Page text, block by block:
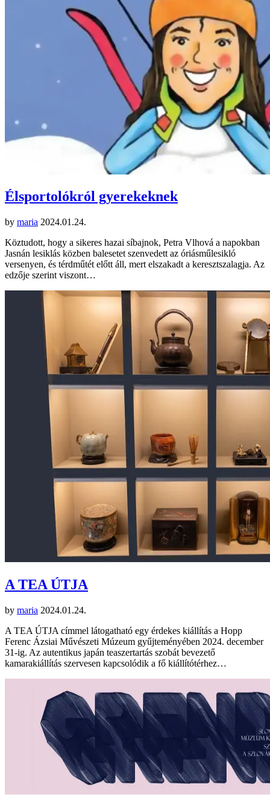
Élsportolókról gyerekeknek
by maria 2024.01.24.
Köztudott, hogy a sikeres hazai síbajnok, Petra Vlhová a napokban
Jasnán lesiklás közben balesetet szenvedett az óriásműlesikló
versenyen, és térdműtét előtt áll, mert elszakadt a keresztszalagja. Az
edzője szerint viszont…
A TEA ÚTJA
by maria 2024.01.24.
A TEA ÚTJA címmel látogatható egy érdekes kiállítás a Hopp
Ferenc Ázsiai Művészeti Múzeum gyűjteményében 2024. december
31-ig. Az autentikus japán teaszertartás szobát bevezető
kamarakiállítás szervesen kapcsolódik a fő kiállítótérhez…